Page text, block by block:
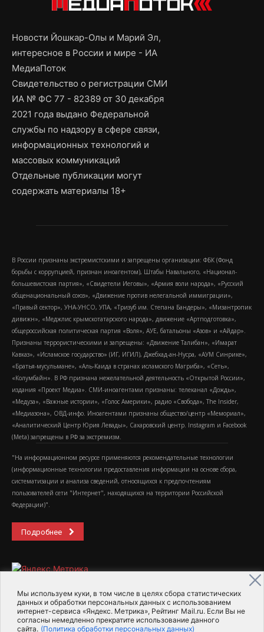
Мы используем куки, в том числе в целях сбора статистических
данных и обработки персональных данных с использованием
интернет-сервиса «Яндекс. Метрика», Рейтинг Mail.ru. Если Вы не
согласны немедленно прекратите использование данного
сайта. (Политика обработки персональных данных)
Новости Йошкар-Олы и Марий Эл,
интересное в России и мире - ИА
МедиаПоток
Свидетельство о регистрации СМИ
ИА № ФС 77 - 82389 от 30 декабря
2021 года выдано Федеральной
службы по надзору в сфере связи,
информационных технологий и
массовых коммуникаций
Отдельные публикации могут
содержать материалы 18+
В России признаны экстремистскими и запрещены организации: ФБК (Фонд
борьбы с коррупцией, признан иноагентом), Штабы Навального, «Национал-
большевистская партия», «Свидетели Иеговы», «Армия воли народа», «Русский
общенациональный союз», «Движение против нелегальной иммиграции»,
«Правый сектор», УНА-УНСО, УПА, «Тризуб им. Степана Бандеры», «Мизантропик
дивижн», «Меджлис крымскотатарского народа», движение «Артподготовка»,
общероссийская политическая партия «Воля», АУЕ, батальоны «Азов» и «Айдар».
Признаны террористическими и запрещены: «Движение Талибан», «Имарат
Кавказ», «Исламское государство» (ИГ, ИГИЛ), Джебхад-ан-Нусра, «АУМ Синрике»,
«Братья-мусульмане», «Аль-Каида в странах исламского Магриба», «Сеть»,
«Колумбайн». В РФ признана нежелательной деятельность «Открытой России»,
издания «Проект Медиа». СМИ-иноагентами признаны: телеканал «Дождь»,
«Медуза», «Важные истории», «Голос Америки», радио «Свобода», The Insider,
«Медиазона», ОВД-инфо. Иноагентами признаны общество/центр «Мемориал»,
«Аналитический Центр Юрия Левады», Сахаровский центр. Instagram и Facebook
(Metа) запрещены в РФ за экстремизм.
"На информационном ресурсе применяются рекомендательные технологии
(информационные технологии предоставления информации на основе сбора,
систематизации и анализа сведений, относящихся к предпочтениям
пользователей сети "Интернет", находящихся на территории Российской
Федерации)".
Подробнее
2015-2026- Информационное агентство МедиаПоток